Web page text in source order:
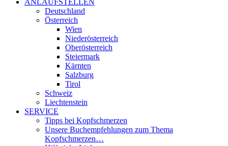
ANLAUFSTELLEN
Deutschland
Österreich
Wien
Niederösterreich
Oberösterreich
Steiermark
Kärnten
Salzburg
Tirol
Schweiz
Liechtenstein
SERVICE
Tipps bei Kopfschmerzen
Unsere Buchempfehlungen zum Thema
Kopfschmerzen…